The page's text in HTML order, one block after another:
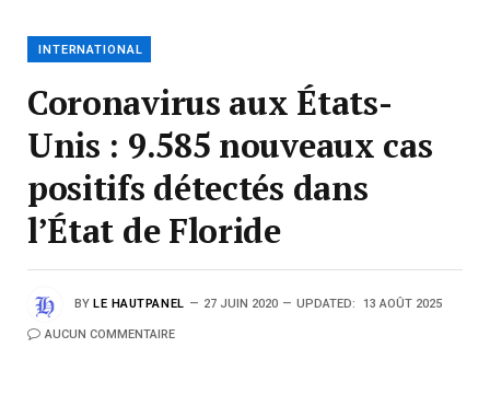
INTERNATIONAL
Coronavirus aux États-
Unis : 9.585 nouveaux cas
positifs détectés dans
l’État de Floride
BY LE HAUTPANEL 27 JUIN 2020 UPDATED: 13 AOÛT 2025
AUCUN COMMENTAIRE